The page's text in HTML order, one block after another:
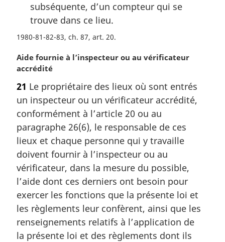
subséquente, d’un compteur qui se
trouve dans ce lieu.
1980-81-82-83, ch. 87, art. 20
N
o
e
m
a
r
g
i
n
a
l
:
Aide fournie à l’inspecteur ou au vérificateur
accrédité
21 Le propriétaire des lieux où sont entrés
un inspecteur ou un vérificateur accrédité,
conformément à l’article 20 ou au
paragraphe 26(6), le responsable de ces
lieux et chaque personne qui y travaille
doivent fournir à l’inspecteur ou au
vérificateur, dans la mesure du possible,
l’aide dont ces derniers ont besoin pour
exercer les fonctions que la présente loi et
les règlements leur confèrent, ainsi que les
renseignements relatifs à l’application de
la présente loi et des règlements dont ils